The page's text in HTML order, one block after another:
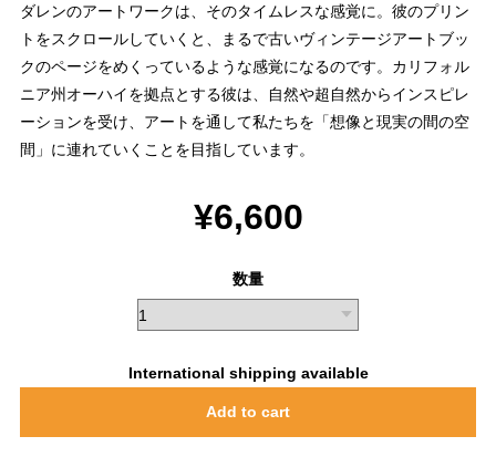
ダレンのアートワークは、そのタイムレスな感覚に。彼のプリン
トをスクロールしていくと、まるで古いヴィンテージアートブッ
クのページをめくっているような感覚になるのです。カリフォル
ニア州オーハイを拠点とする彼は、自然や超自然からインスピレ
ーションを受け、アートを通して私たちを「想像と現実の間の空
間」に連れていくことを目指しています。
¥6,600
数量
International shipping available
Add to cart